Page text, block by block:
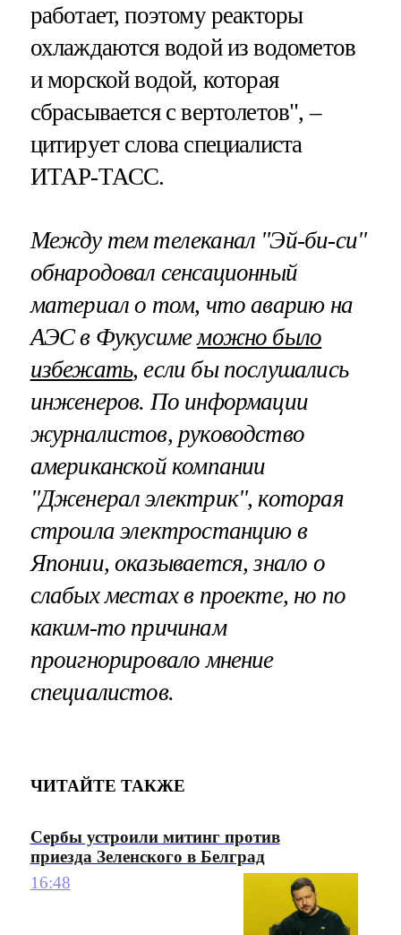
работает, поэтому реакторы
охлаждаются водой из водометов
и морской водой, которая
сбрасывается с вертолетов", –
цитирует слова специалиста
ИТАР-ТАСС.
Между тем телеканал "Эй-би-си"
обнародовал сенсационный
материал о том, что аварию на
АЭС в Фукусимеможно было
избежать, если бы послушались
инженеров. По информации
журналистов, руководство
американской компании
"Дженерал электрик", которая
строила электростанцию в
Японии, оказывается, знало о
слабых местах в проекте, но по
каким-то причинам
проигнорировало мнение
специалистов.
ЧИТАЙТЕ ТАКЖЕ
Сербы устроили митинг против
приезда Зеленского в Белград
16:48